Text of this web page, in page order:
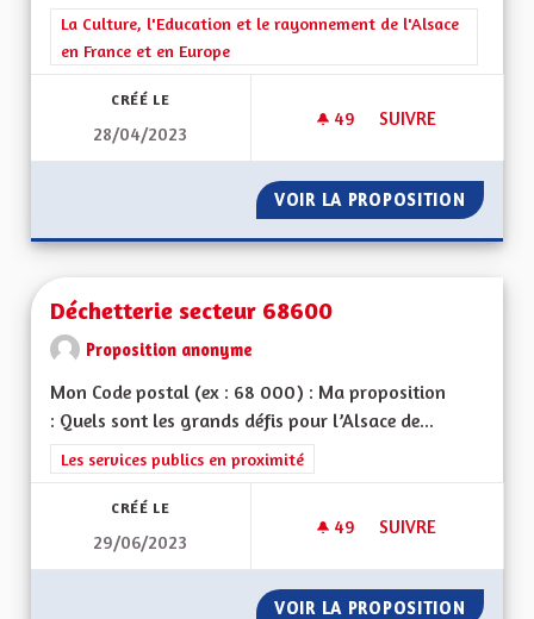
Filtrer les résultats de la catégorie : La Culture, l'Education et
La Culture, l'Education et le rayonnement de l'Alsace
en France et en Europe
CRÉÉ LE
28/04/2023
49 49 ABONNÉS
SUIVRE
VOIR LA PROPOSITION L'
Déchetterie secteur 68600
Proposition anonyme
Mon Code postal (ex : 68 000) : Ma proposition
: Quels sont les grands défis pour l’Alsace de...
Filtrer les résultats de la catégorie : Les services publics en
Les services publics en proximité
CRÉÉ LE
29/06/2023
49 49 ABONNÉS
SUIVRE
VOIR LA PROPOSITION